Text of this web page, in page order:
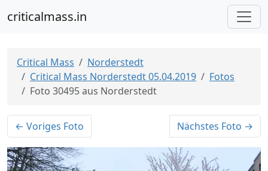
criticalmass.in
Critical Mass
Norderstedt
Critical Mass Norderstedt 05.04.2019
Fotos
Foto 30495 aus Norderstedt
← Voriges Foto Nächstes Foto →